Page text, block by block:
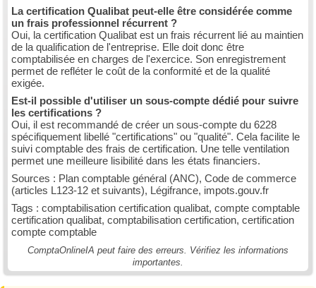
La certification Qualibat peut-elle être considérée comme
un frais professionnel récurrent ?
Oui, la certification Qualibat est un frais récurrent lié au maintien
de la qualification de l'entreprise. Elle doit donc être
comptabilisée en charges de l'exercice. Son enregistrement
permet de refléter le coût de la conformité et de la qualité
exigée.
Est-il possible d'utiliser un sous-compte dédié pour suivre
les certifications ?
Oui, il est recommandé de créer un sous-compte du 6228
spécifiquement libellé "certifications" ou "qualité". Cela facilite le
suivi comptable des frais de certification. Une telle ventilation
permet une meilleure lisibilité dans les états financiers.
Sources : Plan comptable général (ANC), Code de commerce
(articles L123-12 et suivants), Légifrance, impots.gouv.fr
Tags : comptabilisation certification qualibat, compte comptable
certification qualibat, comptabilisation certification, certification
compte comptable
ComptaOnlineIA peut faire des erreurs. Vérifiez les informations
importantes.